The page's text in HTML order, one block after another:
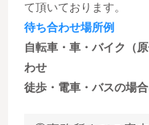
て頂いております。
待ち合わせ場所例
自転車・車・バイク（
わせ
徒歩・電車・バスの場